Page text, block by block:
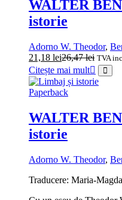
WALTER
istorie
Adorno W. Theodor,
21,18 lei26,47lei TVA
Citește mai mult
Paperback
WALTER
istorie
Adorno W. Theodor,
Traducere: Maria-